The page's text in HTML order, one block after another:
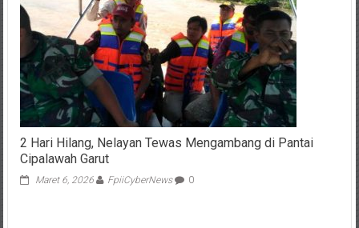
2 Hari Hilang, Nelayan Tewas Mengambang di Pantai
Cipalawah Garut
Maret 6, 2026 FpiiCyberNews 0